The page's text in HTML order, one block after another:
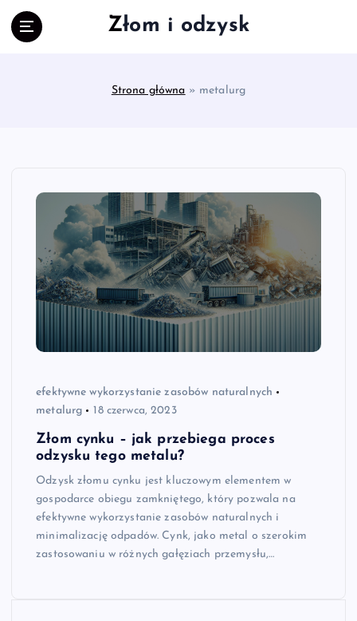
Złom i odzysk
Strona główna » metalurg
efektywne wykorzystanie zasobów naturalnych
metalurg
18 czerwca, 2023
Złom cynku – jak przebiega proces
odzysku tego metalu?
Odzysk złomu cynku jest kluczowym elementem w
gospodarce obiegu zamkniętego, który pozwala na
efektywne wykorzystanie zasobów naturalnych i
minimalizację odpadów. Cynk, jako metal o szerokim
zastosowaniu w różnych gałęziach przemysłu,…